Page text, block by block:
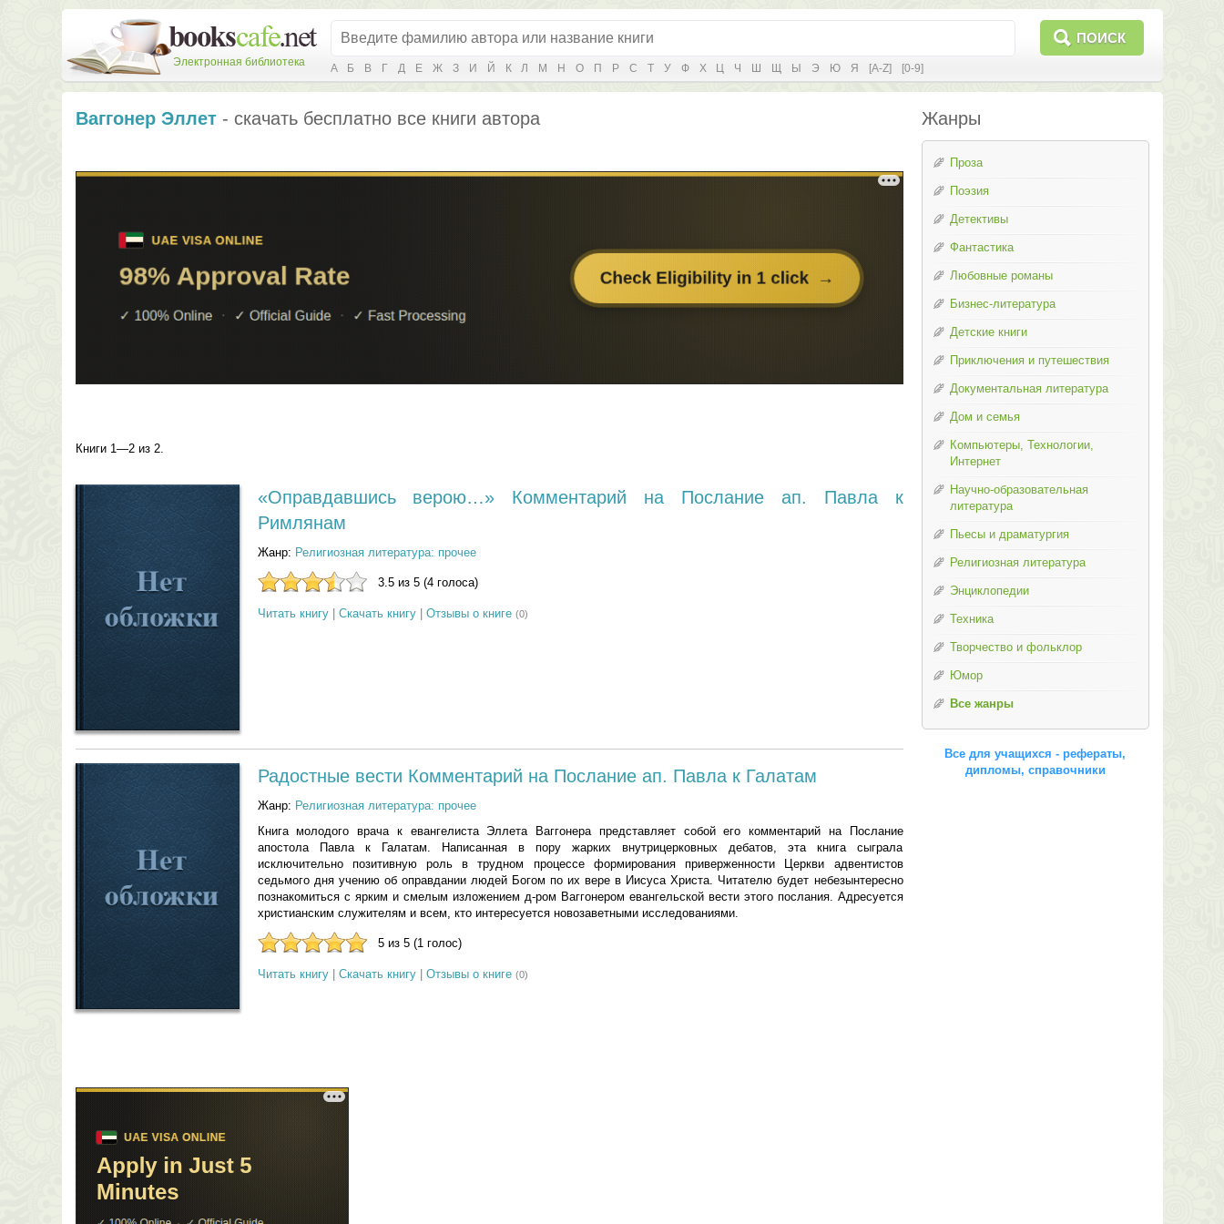
Электронная библиотека
ПОИСК
А Б В Г Д Е Ж З И Й К Л М Н О П Р С Т У Ф Х Ц Ч Ш Щ Ы Э Ю Я [A-Z] [0-9]
Ваггонер Эллет- скачать бесплатно все книги автора
Книги 1—2 из 2.
«Оправдавшись верою…» Комментарий на Послание ап. Павла к
Римлянам
Жанр: Религиозная литература: прочее
3.5 из 5 (4 голоса)
Читать книгу| Скачать книгу| Отзывы о книге (0)
Радостные вести Комментарий на Послание ап. Павла к Галатам
Жанр: Религиозная литература: прочее
Книга молодого врача к евангелиста Эллета Ваггонера представляет собой его комментарий на Послание
апостола Павла к Галатам. Написанная в пору жарких внутрицерковных дебатов, эта книга сыграла
исключительно позитивную роль в трудном процессе формирования приверженности Церкви адвентистов
седьмого дня учению об оправдании людей Богом по их вере в Иисуса Христа. Читателю будет небезынтересно
познакомиться с ярким и смелым изложением д-ром Ваггонером евангельской вести этого послания. Адресуется
христианским служителям и всем, кто интересуется новозаветными исследованиями.
5 из 5 (1 голос)
Читать книгу| Скачать книгу| Отзывы о книге (0)
Жанры
Проза
Поэзия
Детективы
Фантастика
Любовные романы
Бизнес-литература
Детские книги
Приключения и путешествия
Документальная литература
Дом и семья
Компьютеры, Технологии,
Интернет
Научно-образовательная
литература
Пьесы и драматургия
Религиозная литература
Энциклопедии
Техника
Творчество и фольклор
Юмор
Все жанры
Все для учащихся - рефераты,
дипломы, справочники